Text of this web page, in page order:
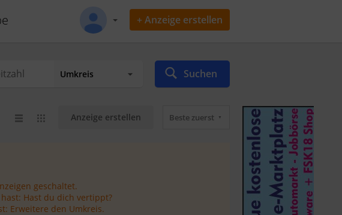
+ Anzeige erstellen
Suchen
Beste zuerst
Anzeige erstellen
geschaltet.
Hast du dich vertippt?
Erweitere den Umkreis.